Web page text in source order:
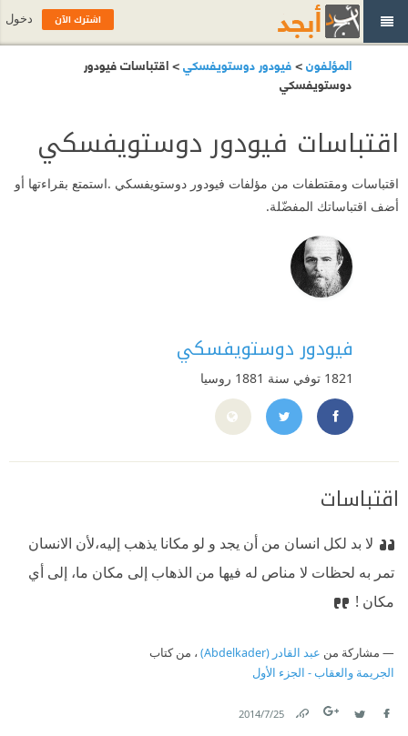
المؤلفون>فيودور دوستويفسكي> اقتباسات فيودور
دوستويفسكي
اقتباسات فيودور دوستويفسكي
اقتباسات ومقتطفات من مؤلفات فيودور دوستويفسكي .استمتع بقراءتها أو
أضف اقتباساتك المفضّلة.
فيودور دوستويفسكي
1821 توفي سنة 1881 روسيا
100864843428617
https://twitter.com/dostoevsky_f
اقتباسات
لا بد لكل انسان من أن يجد و لو مكانا يذهب إليه،لأن الانسان
تمر به لحظات لا مناص له فيها من الذهاب إلى مكان ما، إلى أي
مكان !
مشاركة من عبد القادر (Abdelkader)
، من كتاب
الجريمة والعقاب - الجزء الأول
25‏/7‏/2014
اشترك الآن دخول